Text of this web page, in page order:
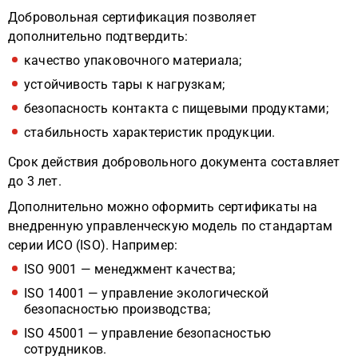
Добровольная сертификация позволяет
дополнительно подтвердить:
качество упаковочного материала;
устойчивость тары к нагрузкам;
безопасность контакта с пищевыми продуктами;
стабильность характеристик продукции.
Срок действия добровольного документа составляет
до 3 лет.
Дополнительно можно оформить сертификаты на
внедренную управленческую модель по стандартам
серии ИСО (ISO). Например:
ISO 9001 — менеджмент качества;
ISO 14001 — управление экологической
безопасностью производства;
ISO 45001 — управление безопасностью
сотрудников.